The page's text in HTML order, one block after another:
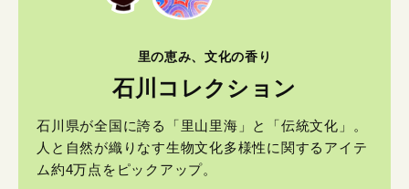
里の恵み、文化の香り
石川コレクション
石川県が全国に誇る「里山里海」と「伝統文化」。
人と自然が織りなす生物文化多様性に関するアイテ
ム約4万点をピックアップ。